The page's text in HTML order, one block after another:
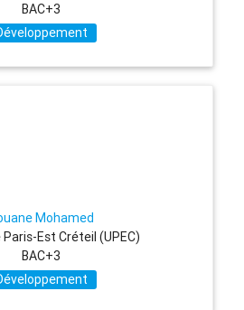
BAC+3
Mohamed
Est Créteil (UPEC)
BAC+3